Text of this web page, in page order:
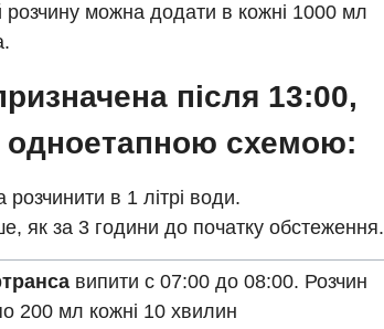
можна додати в кожні 1000 мл
після 13:00,
одноетапною схемою:
в 1 літрі води.
як за 3 години до початку обстеження.
випити с 07:00 до 08:00. Розчин
200 мл кожні 10 хвилин